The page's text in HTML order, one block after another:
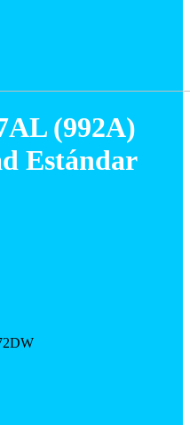
(992A)
Estándar